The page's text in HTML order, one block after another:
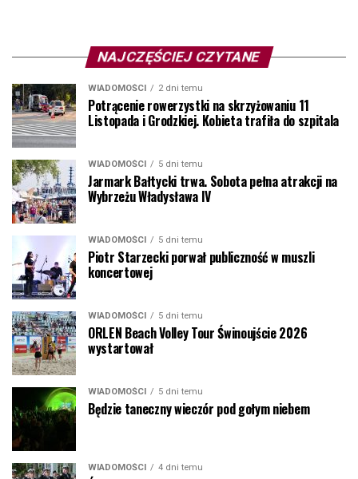
NAJCZĘŚCIEJ CZYTANE
WIADOMOŚCI 2 dni temu
Potrącenie rowerzystki na skrzyżowaniu 11
Listopada i Grodzkiej. Kobieta trafiła do szpitala
WIADOMOŚCI 5 dni temu
Jarmark Bałtycki trwa. Sobota pełna atrakcji na
Wybrzeżu Władysława IV
WIADOMOŚCI 5 dni temu
Piotr Starzecki porwał publiczność w muszli
koncertowej
WIADOMOŚCI 5 dni temu
ORLEN Beach Volley Tour Świnoujście 2026
wystartował
WIADOMOŚCI 5 dni temu
Będzie taneczny wieczór pod gołym niebem
WIADOMOŚCI 4 dni temu